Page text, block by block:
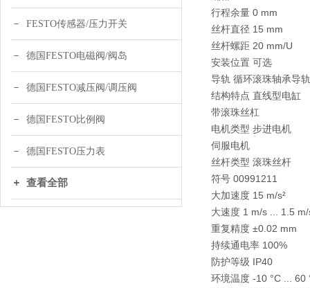
FESTO传感器/压力开关
德国FESTO电磁阀/阀岛
德国FESTO减压阀/调压阀
德国FESTO比例阀
德国FESTO压力表
查看全部
行程余量 0 mm
丝杆直径 15 mm
丝杆螺距 20 mm/U
安装位置 可选
导轨 循环滚珠轴承导轨
结构特点 直线型电缸
带滚珠丝杠
电机类型 步进电机
伺服电机
丝杆类型 滚珠丝杆
符号 00991211
大加速度 15 m/s²
大速度 1 m/s ... 1.5
重复精度 ±0.02 mm
持续通电率 100%
防护等级 IP40
环境温度 -10 °C ... 60